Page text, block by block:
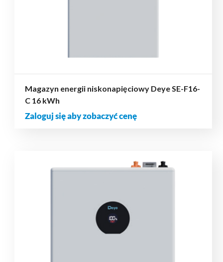
Magazyn energii niskonapięciowy Deye SE-F16-
C 16 kWh
Zaloguj się aby zobaczyć cenę